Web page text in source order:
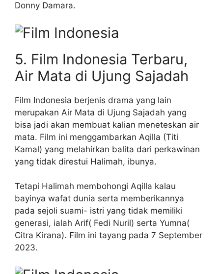
Donny Damara.
5. Film Indonesia Terbaru,
Air Mata di Ujung Sajadah
Film Indonesia berjenis drama yang lain
merupakan Air Mata di Ujung Sajadah yang
bisa jadi akan membuat kalian meneteskan air
mata. Film ini menggambarkan Aqilla (Titi
Kamal) yang melahirkan balita dari perkawinan
yang tidak direstui Halimah, ibunya.
Tetapi Halimah membohongi Aqilla kalau
bayinya wafat dunia serta memberikannya
pada sejoli suami- istri yang tidak memiliki
generasi, ialah Arif( Fedi Nuril) serta Yumna(
Citra Kirana). Film ini tayang pada 7 September
2023.